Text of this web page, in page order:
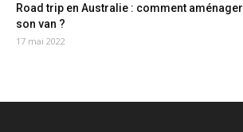
Road trip en Australie : comment aménager
son van ?
17 mai 2022